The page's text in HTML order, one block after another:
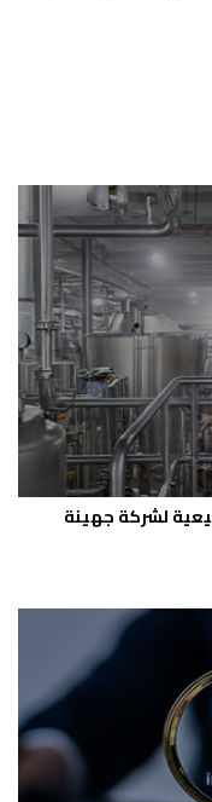
لشركة جهينة